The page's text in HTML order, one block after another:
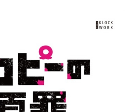
ん振って寄ってくる。「きのこの...
犬?」疑問に思いながらも、この謎の
ると、描いちゃいけないところにお
絵かきして、メロンパンもたこ焼き
も全部食べちゃって、散らかし放題
気まま放題。だけど、とぼけた様子
がなんだか憎めない。幼なじみの編
集者こまこちゃんやきのこ研究所の